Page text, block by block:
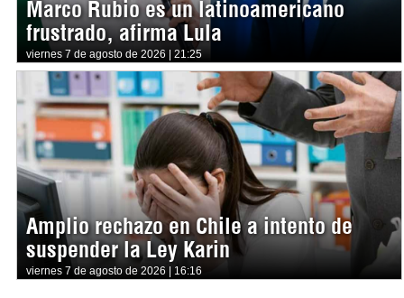
Marco Rubio es un latinoamericano
frustrado, afirma Lula
viernes 7 de agosto de 2026 | 21:25
Amplio rechazo en Chile a intento de
suspender la Ley Karin
viernes 7 de agosto de 2026 | 16:16